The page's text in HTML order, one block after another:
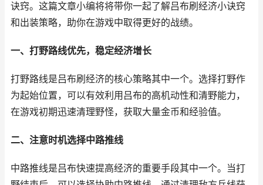
诀窍。这篇文章小编将将带你一起了解吕布刷经济小诀窍
和出装策略，助你在游戏中取得更好的战绩。
一、打野路线优先，稳定经济增长
打野路线是吕布刷经济的核心策略其中一个。选择打野作
为起始位置，可以有效利用吕布的高机动性和清野能力，
在游戏初期迅速清理野怪，获取大量金币和经验值。
二、注意时机选择中路推线
中路推线是吕布快速提高经济的重要手段其中一个。当打